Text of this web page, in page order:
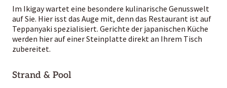
Im Ikigay wartet eine besondere kulinarische Genusswelt
auf Sie. Hier isst das Auge mit, denn das Restaurant ist auf
Teppanyaki spezialisiert. Gerichte der japanischen Küche
werden hier auf einer Steinplatte direkt an Ihrem Tisch
zubereitet.
Strand & Pool